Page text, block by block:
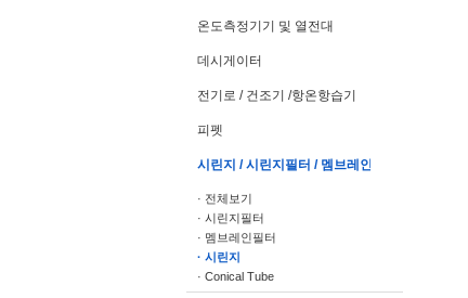
온도측정기기 및 열전대
데시게이터
전기로 / 건조기 /항온항습기
피펫
시린지 / 시린지필터 / 멤브레인필터
· 전체보기
· 시린지필터
· 멤브레인필터
· 시린지
· Conical Tube